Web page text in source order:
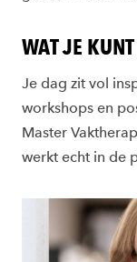
WAT JE
Je dag zit vol
workshops en
Master
werkt echt in de